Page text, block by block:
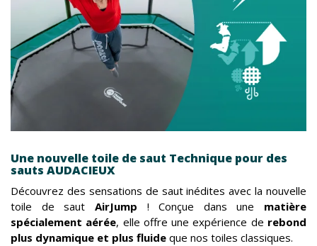
Une nouvelle toile de saut Technique pour des
sauts AUDACIEUX
Découvrez des sensations de saut inédites avec la nouvelle
toile de saut AirJump ! Conçue dans une matière
spécialement aérée, elle offre une expérience de rebond
plus dynamique et plus fluide que nos toiles classiques.